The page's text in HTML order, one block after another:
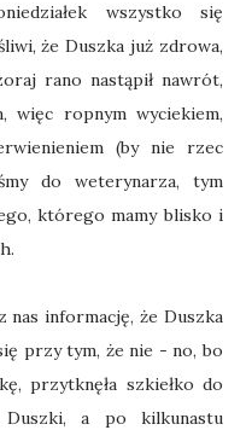
wszystko się
że Duszka już zdrowa,
rano nastąpił nawrót,
więc ropnym wyciekiem,
(by nie rzec
do weterynarza, tym
którego mamy blisko i
nas informację, że Duszka
przy tym, że nie - no, bo
przytknęła szkiełko do
Duszki, a po kilkunastu